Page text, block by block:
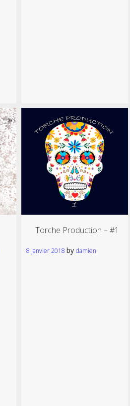
Torche Production – #1
8 janvier 2018 by damien